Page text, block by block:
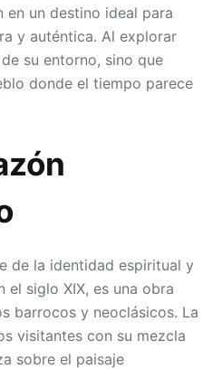
un destino ideal para
y auténtica. Al explorar
su entorno, sino que
donde el tiempo parece
de la identidad espiritual y
siglo XIX, es una obra
barrocos y neoclásicos. La
visitantes con su mezcla
sobre el paisaje